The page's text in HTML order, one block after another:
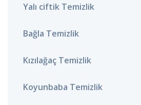
Yalı ciftik Temizlik
Bağla Temizlik
Kızılağaç Temizlik
Koyunbaba Temizlik